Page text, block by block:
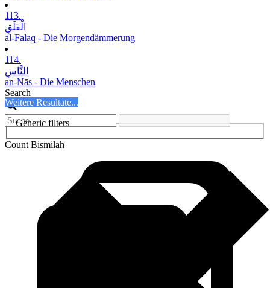
113.
الْفَلَقِ
al-Falaq - Die Morgendämmerung
114.
النَّاسِ
an-Nās - Die Menschen
Search
Weitere Resultate...
Generic filters
Count Bismilah